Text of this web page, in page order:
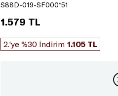
S88D-019-SF000*51
1.579 TL
2.'ye %30 İndirim 1.105 TL